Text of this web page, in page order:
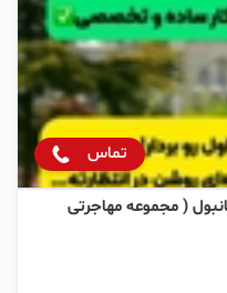
تماس
( مجموعه مهاجرتی